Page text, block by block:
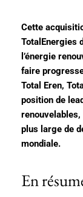
Cette
TotalEnergies
l’énergie
faire
Total Eren,
position de
plus large de
mondiale.
En